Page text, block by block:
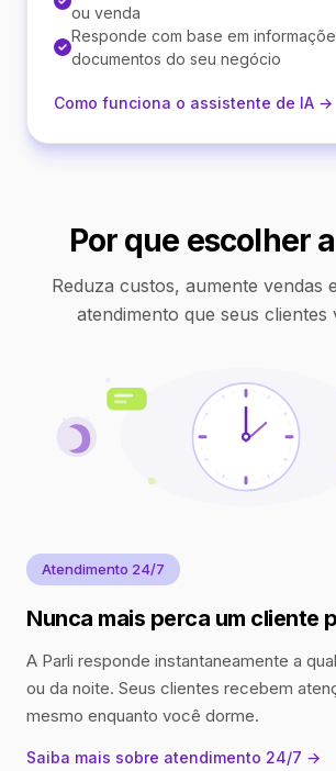
ou venda
Responde com base em
documentos do seu negócio
Como funciona o assistente de IA →
Por que escolher
Reduza custos, aumente vendas
atendimento que seus clientes
Atendimento 24/7
Nunca mais perca um cliente
A Parli responde instantaneamente a
ou da noite. Seus clientes recebem
mesmo enquanto você dorme.
Saiba mais sobre atendimento 24/7 →